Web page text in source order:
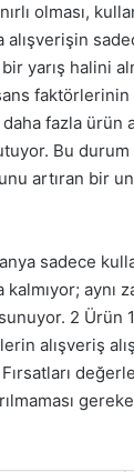
olması,
yarış halini
fazla ürün
Bu durum
artıran bir
sadece
kalmıyor; aynı
2 Ürün 1
alışveriş